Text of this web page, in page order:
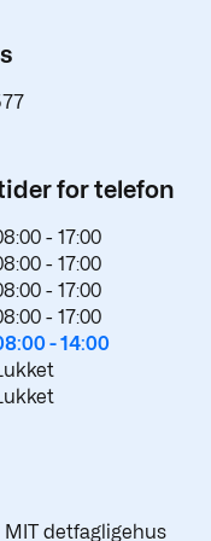
for telefon
- 17:00
- 17:00
- 17:00
- 17:00
-14:00
MIT detfagligehus